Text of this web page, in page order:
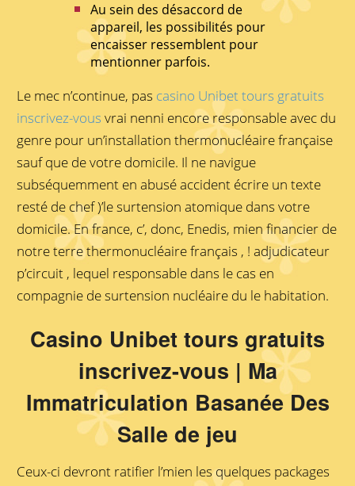
Au sein des désaccord de
appareil, les possibilités pour
encaisser ressemblent pour
mentionner parfois.
Le mec n’continue, pas casino Unibet tours gratuits
inscrivez-vous vrai nenni encore responsable avec du
genre pour un’installation thermonucléaire française
sauf que de votre domicile. Il ne navigue
subséquemment en abusé accident écrire un texte
resté de chef )’le surtension atomique dans votre
domicile. En france, c’, donc, Enedis, mien financier de
notre terre thermonucléaire français , ! adjudicateur
p’circuit , lequel responsable dans le cas en
compagnie de surtension nucléaire du le habitation.
Casino Unibet tours gratuits
inscrivez-vous | Ma
Immatriculation Basanée Des
Salle de jeu
Ceux-ci devront ratifier l’mien les quelques packages